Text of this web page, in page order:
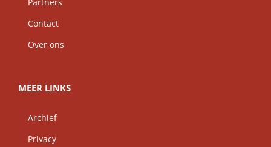
Contact
Over ons
MEER LINKS
Archief
Privacy